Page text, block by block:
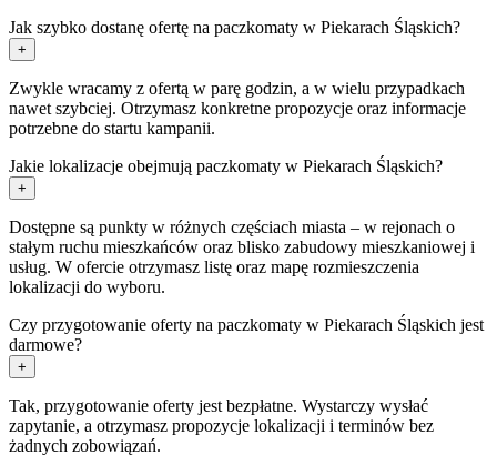
Jak szybko dostanę ofertę na paczkomaty w Piekarach Śląskich?
+
Zwykle wracamy z ofertą w parę godzin, a w wielu przypadkach
nawet szybciej. Otrzymasz konkretne propozycje oraz informacje
potrzebne do startu kampanii.
Jakie lokalizacje obejmują paczkomaty w Piekarach Śląskich?
+
Dostępne są punkty w różnych częściach miasta – w rejonach o
stałym ruchu mieszkańców oraz blisko zabudowy mieszkaniowej i
usług. W ofercie otrzymasz listę oraz mapę rozmieszczenia
lokalizacji do wyboru.
Czy przygotowanie oferty na paczkomaty w Piekarach Śląskich jest
darmowe?
+
Tak, przygotowanie oferty jest bezpłatne. Wystarczy wysłać
zapytanie, a otrzymasz propozycje lokalizacji i terminów bez
żadnych zobowiązań.